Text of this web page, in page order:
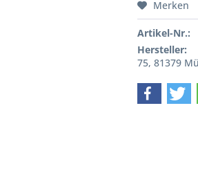
Merken
Artikel-Nr.:
Hersteller:
75, 81379